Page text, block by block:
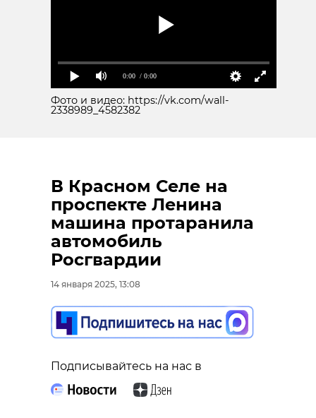
0:00 / 0:00
Фото и видео: https://vk.com/wall-
2338989_4582382
В Красном Селе на
проспекте Ленина
машина протаранила
автомобиль
Росгвардии
14 января 2025, 13:08
Подписывайтесь на нас в